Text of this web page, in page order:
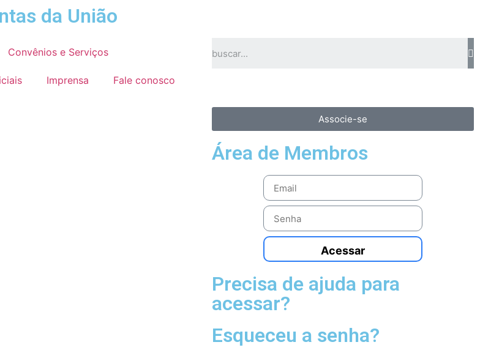
da União
Convênios e Serviços
Imprensa Fale conosco
Associe-se
Área de Membros
Acessar
Precisa de ajuda para
acessar?
Esqueceu a senha?